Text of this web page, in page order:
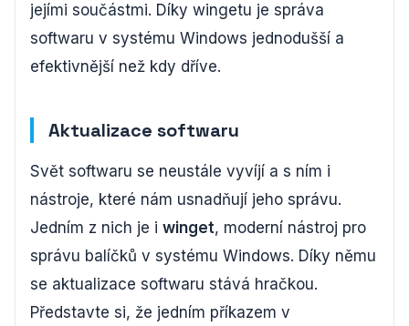
jejími součástmi. Díky wingetu je správa
softwaru v systému Windows jednodušší a
efektivnější než kdy dříve.
Aktualizace softwaru
Svět softwaru se neustále vyvíjí a s ním i
nástroje, které nám usnadňují jeho správu.
Jedním z nich je i winget, moderní nástroj pro
správu balíčků v systému Windows. Díky němu
se aktualizace softwaru stává hračkou.
Představte si, že jedním příkazem v